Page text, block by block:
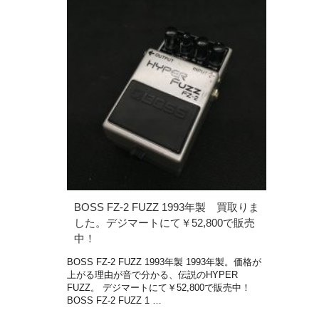
BOSS FZ-2 FUZZ 1993年製 買取りま
した。デジマートにて￥52,800で販売
中！
BOSS FZ-2 FUZZ 1993年製 1993年製。価格が
上がる理由が音で分かる、伝説のHYPER
FUZZ。 デジマートにて￥52,800で販売中！
BOSS FZ-2 FUZZ 1 …